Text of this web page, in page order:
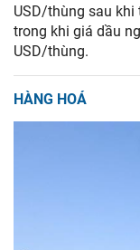
USD/thùng sau khi
trong khi giá dầu
USD/thùng.
HÀNG HOÁ